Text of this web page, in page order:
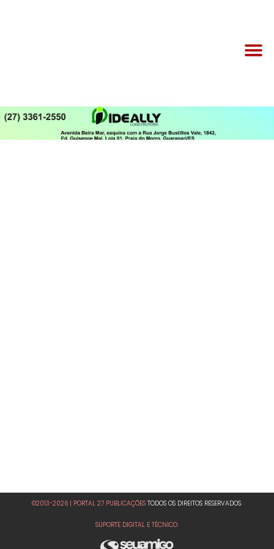
©2013-2026 | PORTAL 27 PUBLICAÇÕES TODOS OS DIREITOS RESERVADOS.
SUPORTE DIGITAL E TÉCNICO: